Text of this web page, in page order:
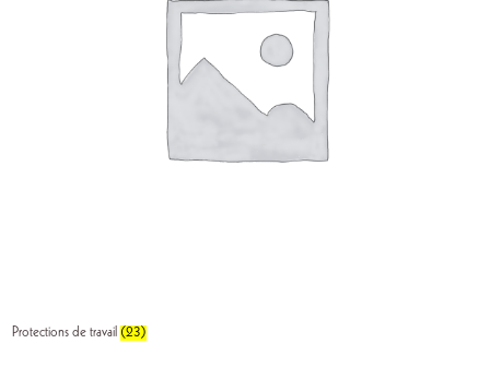
Protections de travail (23)